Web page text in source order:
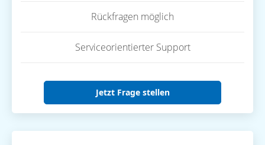
Rückfragen möglich
Serviceorientierter Support
Jetzt Frage stellen